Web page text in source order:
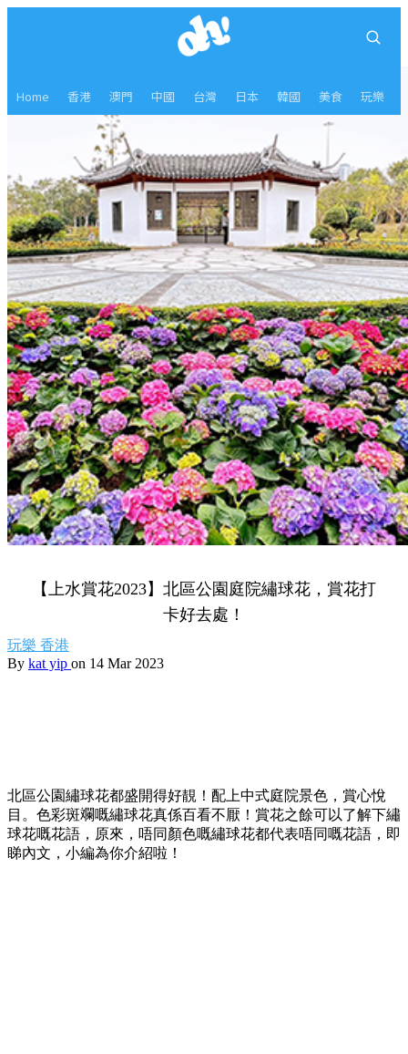
Home 香港 澳門 中國 台灣 日本 韓國 美食 玩樂
【上水賞花2023】北區公園庭院繡球花，賞花打
卡好去處！
玩樂 香港
By kat yip on 14 Mar 2023
北區公園繡球花都盛開得好靚！配上中式庭院景色，賞心悅
目。色彩斑斕嘅繡球花真係百看不厭！賞花之餘可以了解下繡
球花嘅花語，原來，唔同顏色嘅繡球花都代表唔同嘅花語，即
睇內文，小編為你介紹啦！